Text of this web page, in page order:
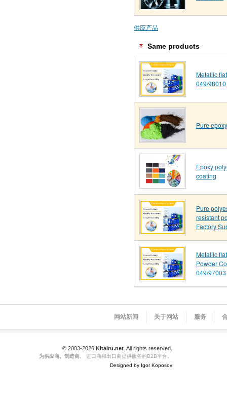
供应产品
Same products
Metallic
049/98010
Pure
Epoxy
coating
Pure
resistant
Factory
Metallic
Powder
049/97003
网站新闻 关于网站 服务
© 2003-2026 Kitairu.net . All rights reserved.
为供应商、制造商、
进口商和出口商提供服务的B2B平台。
Designed by Igor Koposov